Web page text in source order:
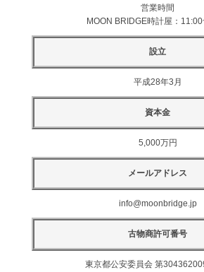
営業時間
MOON BRIDGE時計屋：
設立
平成28年3月
資本金
5,000万円
メールアドレス
info@moonbridge.jp
古物商許可番号
東京都公安委員会 第